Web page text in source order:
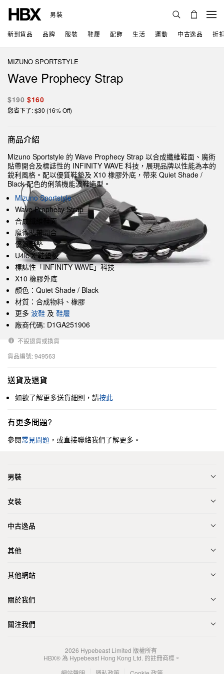
男裝
新到貨品 品牌 服裝 鞋履 配飾 生活 運動 中古逸品 折
MIZUNO SPORTSTYLE
Wave Prophecy Strap
$190 $160
您省下了: $30 (16% Off)
商品介紹
Mizuno Sportstyle 的 Wave Prophecy Strap 以合成纖維鞋面、魔術
貼帶開合及標誌性的 INFINITY WAVE 科技，展現品牌以性能為本的
銳利風格。配以優質鞋墊及 X10 橡膠外底，帶來 Quiet Shade /
Black 配色的俐落機能波鞋造型。
Mizuno Sportstyle
Wave Prophecy Strap
合成纖維鞋面
魔術貼帶開合
優質鞋墊
U4ic X 鞋墊板
標誌性「INFINITY WAVE」科技
X10 橡膠外底
顏色：Quiet Shade / Black
材質：合成物料、橡膠
更多 波鞋 及 鞋履
廠商代碼: D1GA251906
不設退貨或換貨
貨品編號: 949563
送貨及退貨
如欲了解更多送貨細則，請按此
有更多問題?
參閱常見問題 ，或直接聯絡我們了解更多。
男裝
女裝
中古逸品
其他
其他網站
關於我們
關注我們
2026 Hypebeast Limited 版權所有
HBX® 為 Hypebeast Hong Kong Ltd. 的註冊商標。